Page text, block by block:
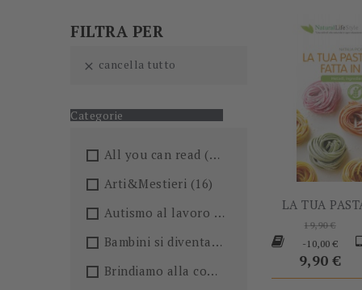
FILTRA PER
 cancella tutto
Categorie
All you can read (205)
Arti&Mestieri (16)
Autismo al lavoro
(5)
Bambini si diventa
(4)
Brindiamo alla conoscenza!🍺
(27)
LA TUA
Prezzo
base
19,90 €
-10,00 €
9,90 €